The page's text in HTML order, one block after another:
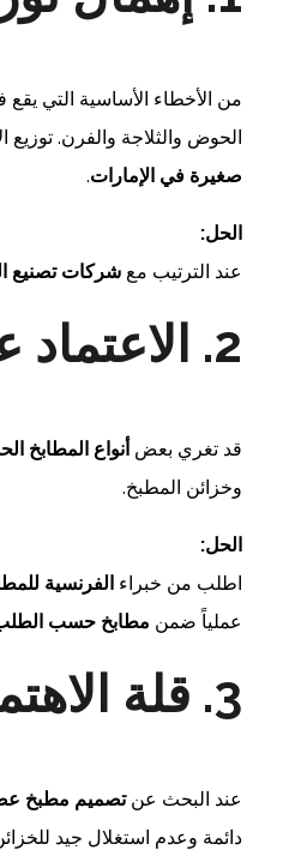
من الأخطاء الأساسية التي يقع
الحوض والثلاجة والفرن.
صغيرة في الإمارات.
الحل:
عند الترتيب مع شركات تصنيع
2. الاعتماد على مواد غير مناسبة لأجواء الإمارات
قد تغري بعض أنواع المطابخ
وخزائن المطبخ.
الحل:
اطلب من خبراء الفرنسية
عملياً ضمن مطابخ حسب
3. قلة الاهتمام بالتخزين الذكي
عند البحث عنتصميم مطبخ
دائمة وعدم استغلال جيد